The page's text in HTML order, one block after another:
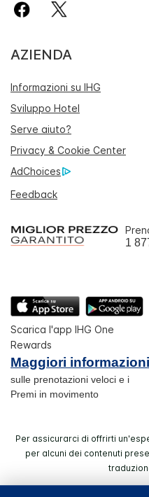
AZIENDA
Informazioni su IHG
Sviluppo Hotel
Serve aiuto?
Privacy & Cookie Center
AdChoices
Feedback
1
Scarica l'app IHG One
Rewards
Maggiori informazioni
sulle prenotazioni veloci e i
Premi in movimento
Per assicurarci di offrirti
per alcuni dei contenuti